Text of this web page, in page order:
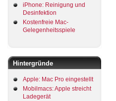
iPhone: Reinigung und
Desinfektion
Kostenfreie Mac-
Gelegenheitsspiele
Hintergründe
Apple: Mac Pro eingestellt
Mobilmacs: Apple streicht
Ladegerät